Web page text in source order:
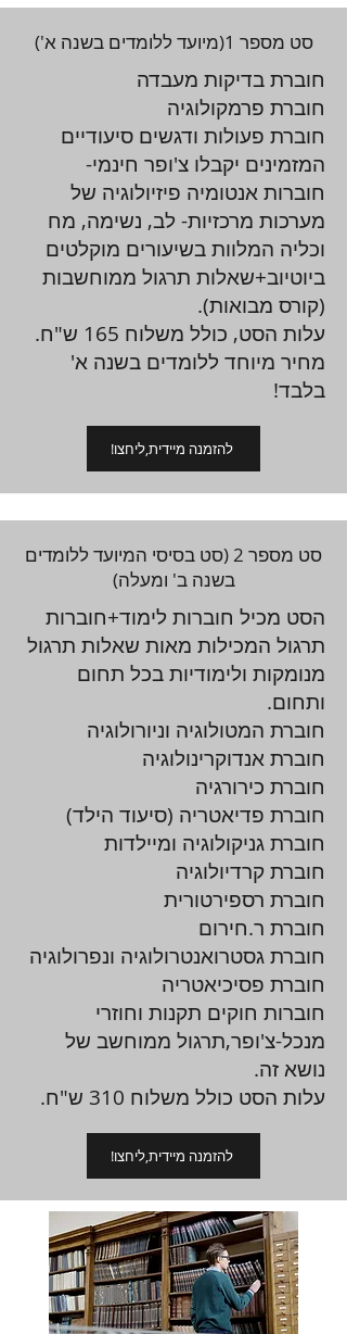
סט מספר 1(מיועד ללומדים בשנה א')
חוברת בדיקות מעבדה
חוברת פרמקולוגיה
חוברת פעולות ודגשים סיעודיים
המזמינים יקבלו צ'ופר חינמי-
חוברות אנטומיה פיזיולוגיה של
מערכות מרכזיות- לב, נשימה, מח
וכליה המלוות בשיעורים מוקלטים
ביוטיוב+שאלות תרגול ממוחשבות
(קורס מבואות).
עלות הסט, כולל משלוח 165 ש"ח.
מחיר מיוחד ללומדים בשנה א'
בלבד!
!להזמנה מיידית,ליחצו
סט מספר 2 (סט בסיסי המיועד ללומדים
בשנה ב' ומעלה)
הסט מכיל חוברות לימוד+חוברות
תרגול המכילות מאות שאלות תרגול
מנומקות ולימודיות בכל תחום
ותחום.
חוברת המטולוגיה וניורולוגיה
חוברת אנדוקרינולוגיה
חוברת כירורגיה
חוברת פדיאטריה (סיעוד הילד)
חוברת גניקולוגיה ומיילדות
חוברת קרדיולוגיה
חוברת רספירטורית
חוברת ר.חירום
חוברת גסטרואנטרולוגיה ונפרולוגיה
חוברת פסיכיאטריה
חוברות חוקים תקנות וחוזרי
מנכל-צ'ופר,תרגול ממוחשב של
נושא זה.
עלות הסט כולל משלוח 310 ש"ח.
!להזמנה מיידית,ליחצו